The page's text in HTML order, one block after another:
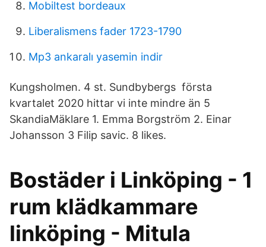
Mobiltest bordeaux
Liberalismens fader 1723-1790
Mp3 ankaralı yasemin indir
Kungsholmen. 4 st. Sundbybergs första
kvartalet 2020 hittar vi inte mindre än 5
SkandiaMäklare 1. Emma Borgström 2. Einar
Johansson 3 Filip savic. 8 likes.
Bostäder i Linköping - 1
rum klädkammare
linköping - Mitula